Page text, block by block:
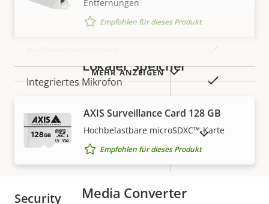
Eigentumswert
Integriertes Mikrofon Ja
Netzwerk
Eigentumsbeschreibung
Security
MEHR ANZEIGEN
Entfernungen
Empfohlen für dieses Produkt
Lokaler Speicher
AXIS Surveillance Card 128 GB
Hochbelastbare microSDXC™-Karte
Empfohlen für dieses Produkt
Media Converter
AUSLAUFPRODUKTE ANZEIGEN